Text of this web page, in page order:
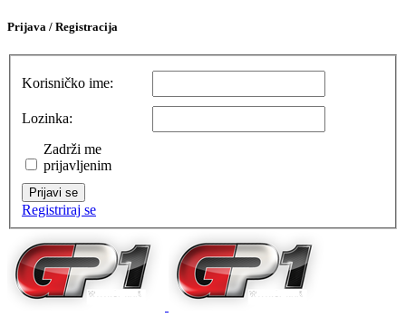
Prijava / Registracija
Korisničko ime:
Lozinka:
Zadrži me
prijavljenim
Prijavi se
Registriraj se